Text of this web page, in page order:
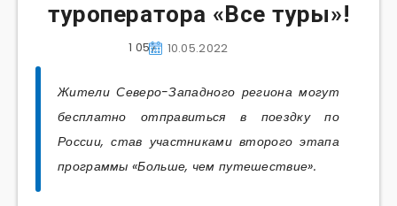
туроператора «Все туры»!
10.05.2022
1 057
Жители Северо-Западного региона могут
бесплатно отправиться в поездку по
России, став участниками второго этапа
программы «Больше, чем путешествие».